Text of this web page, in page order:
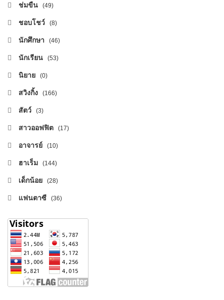
ช่มขืน (49)
ชอบโชว์ (8)
นักศึกษา (46)
นักเรียน (53)
นิยาย (0)
สวิงกิ้ง (166)
สัตว์ (3)
สาวออฟฟิต (17)
อาจารย์ (10)
ฮาเร็ม (144)
เด็กน้อย (28)
แฟนตาซี (36)